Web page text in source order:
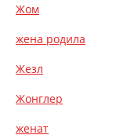
Жом
жена родила
Жезл
Жонглер
женат